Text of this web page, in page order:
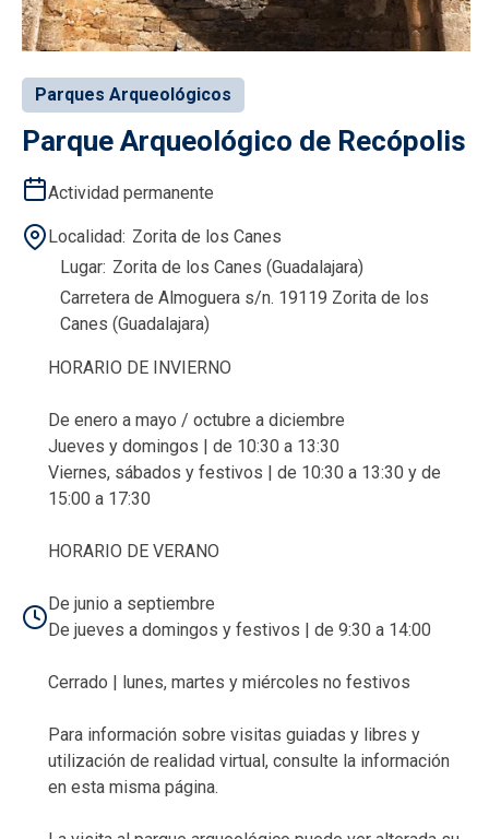
Parques Arqueológicos
Parque Arqueológico de Recópolis
Actividad permanente
Localidad
Zorita de los Canes
Lugar Zorita de los Canes (Guadalajara)
Carretera de Almoguera s/n. 19119 Zorita de los
Canes (Guadalajara)
HORARIO DE INVIERNO
De enero a mayo / octubre a diciembre
Jueves y domingos | de 10:30 a 13:30
Viernes, sábados y festivos | de 10:30 a 13:30 y de
15:00 a 17:30
HORARIO DE VERANO
De junio a septiembre
De jueves a domingos y festivos | de 9:30 a 14:00
Cerrado | lunes, martes y miércoles no festivos
Para información sobre visitas guiadas y libres y
utilización de realidad virtual, consulte la información
en esta misma página.